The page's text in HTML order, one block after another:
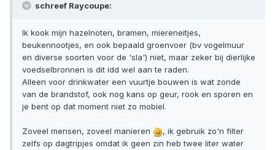
schreef Raycoupe:
Ik kook mijn hazelnoten, bramen, miereneitjes,
beukennootjes, en ook bepaald groenvoer (bv vogelmuur
en diverse soorten voor de 'sla') niet, maar zeker bij dierlijke
voedselbronnen is dit idd wel aan te raden.
Alleen voor drinkwater een vuurtje bouwen is wat zonde
van de brandstof, ook nog kans op geur, rook en sporen en
je bent op dat moment niet zo mobiel.
Zoveel mensen, zoveel manieren
, ik gebruik zo'n filter
zelfs op dagtripjes omdat ik geen zin heb twee liter water